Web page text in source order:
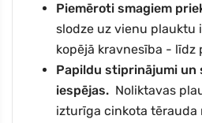
Piemēroti smagiem
slodze uz vienu plauktu
kopējā kravnesība - līdz
Papildu stiprinājumi un
iespējas. Noliktavas
izturīga cinkota tērauda